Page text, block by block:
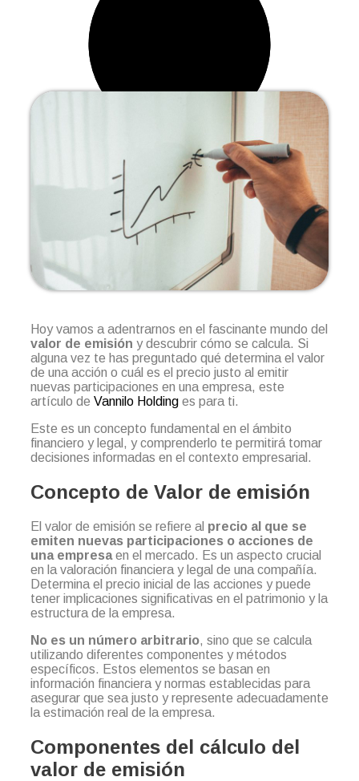
Hoy vamos a adentrarnos en el fascinante mundo del
valor de emisión y descubrir cómo se calcula. Si
alguna vez te has preguntado qué determina el valor
de una acción o cuál es el precio justo al emitir
nuevas participaciones en una empresa, este
artículo de Vannilo Holding es para ti.
Este es un concepto fundamental en el ámbito
financiero y legal, y comprenderlo te permitirá tomar
decisiones informadas en el contexto empresarial.
Concepto de Valor de emisión
El valor de emisión se refiere al precio al que se
emiten nuevas participaciones o acciones de
una empresaen el mercado. Es un aspecto crucial
en la valoración financiera y legal de una compañía.
Determina el precio inicial de las acciones y puede
tener implicaciones significativas en el patrimonio y la
estructura de la empresa.
No es un número arbitrario, sino que se calcula
utilizando diferentes componentes y métodos
específicos. Estos elementos se basan en
información financiera y normas establecidas para
asegurar que sea justo y represente adecuadamente
la estimación real de la empresa.
Componentes del cálculo del
valor de emisión